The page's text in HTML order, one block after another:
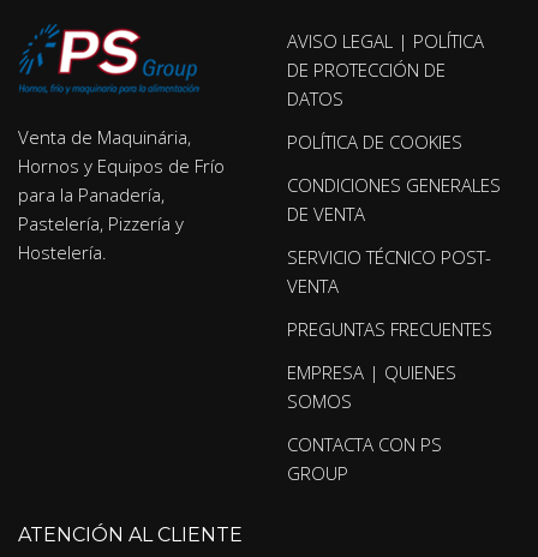
Venta de Maquinária,
Hornos y Equipos de Frío
para la Panadería,
Pastelería, Pizzería y
Hostelería.
AVISO LEGAL | POLÍTICA
DE PROTECCIÓN DE
DATOS
POLÍTICA DE COOKIES
CONDICIONES GENERALES
DE VENTA
SERVICIO TÉCNICO POST-
VENTA
PREGUNTAS FRECUENTES
EMPRESA | QUIENES
SOMOS
CONTACTA CON PS
GROUP
ATENCIÓN AL CLIENTE